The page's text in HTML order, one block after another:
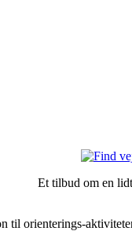
Et tilbud om en
til orienterings-